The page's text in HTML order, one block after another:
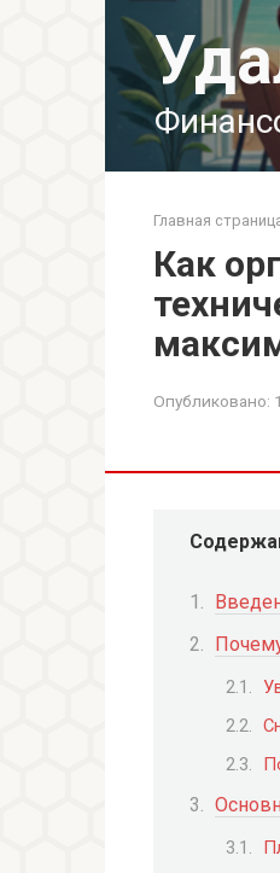
Главная
Как
Опубликовано: